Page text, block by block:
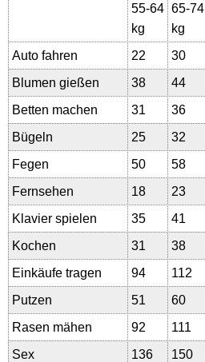
55-64
kg
65-74
kg
Auto fahren
22 30
Blumen gießen
38 44
Betten machen
31 36
Bügeln
25 32
Fegen
50 58
Fernsehen
18 23
Klavier spielen
35 41
Kochen
31 38
Einkäufe tragen
94 112
Putzen
51 60
Rasen mähen
92 111
Sex
136 150